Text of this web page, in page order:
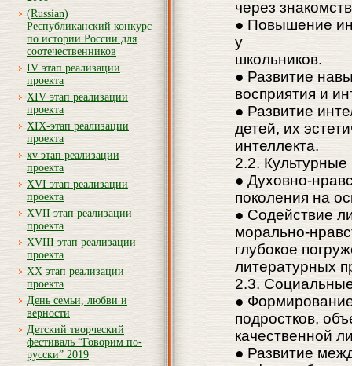
(Russian)
Республиканский конкурс
по истории России для
соотечественников
IV этап реализации
проекта
XIV этап реализации
проекта
XIX-этап реализации
проекта
xv этап реализации
проекта
XVI этап реализации
проекта
XVII этап реализации
проекта
XVIII этап реализации
проекта
XX этап реализации
проекта
День семьи, любви и
верности
Детский творческий
фестиваль “Говорим по-
русски” 2019
через
● Повышение
у
школьников.
● Развитие
восприятия и
● Развитие
детей, их
интеллекта.
2.2.
● Духовно-
поколения на
● Содействие
морально-
глубокое
литературных
2.3.
●
подростков,
качественной
● Развитие